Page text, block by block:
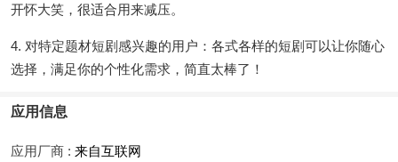
开怀大笑，很适合用来减压。
4. 对特定题材短剧感兴趣的用户：各式各样的短剧可以让你随心
选择，满足你的个性化需求，简直太棒了！
应用信息
应用厂商 : 来自互联网